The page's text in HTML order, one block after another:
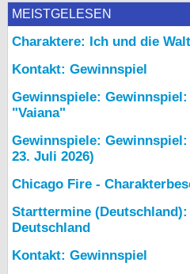
MEISTGELESEN
Charaktere: Ich und die
Kontakt: Gewinnspiel
Gewinnspiele:
"Vaiana"
Gewinnspiele:
23. Juli 2026)
Chicago Fire -
Starttermine
Deutschland
Kontakt: Gewinnspiel